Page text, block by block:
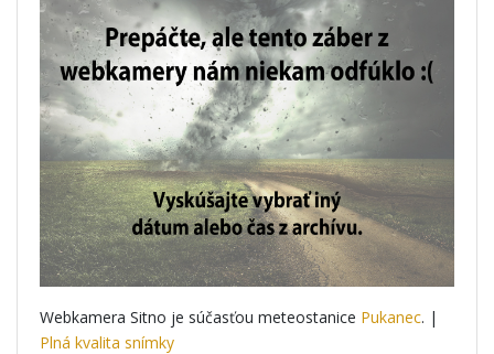
Webkamera Sitno je súčasťou meteostanice Pukanec. |
Plná kvalita snímky